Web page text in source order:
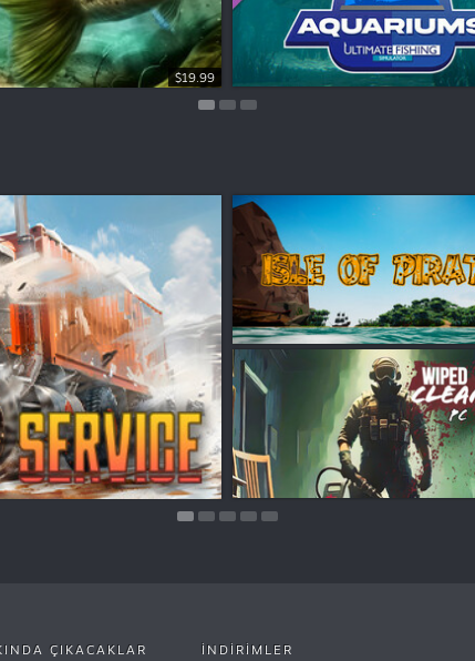
$19.99
$2.99
$4.99
ÇIKACAKLAR İNDIRIMLER